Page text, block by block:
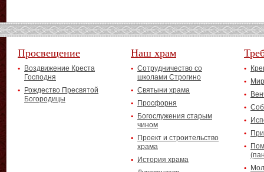
Просвещение
Воздвижение Креста
Господня
Рождество Пресвятой
Богородицы
Наш храм
Сотрудничество со
школами Строгино
Святыни храма
Просфорня
Богослужения старым
чином
Проект и строительство
храма
История храма